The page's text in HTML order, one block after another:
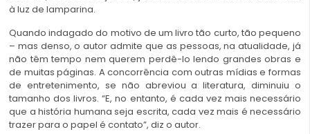
à luz de lamparina.
Quando indagado do motivo de um livro tão curto, tão pequeno
– mas denso, o autor admite que as pessoas, na atualidade, já
não têm tempo nem querem perdê-lo lendo grandes obras e
de muitas páginas. A concorrência com outras mídias e formas
de entretenimento, se não abreviou a literatura, diminuiu o
tamanho dos livros. “E, no entanto, é cada vez mais necessário
que a história humana seja escrita, cada vez mais é necessário
trazer para o papel é contato”, diz o autor.